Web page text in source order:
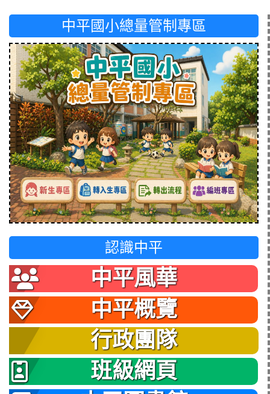
中平國小總量管制專區
認識中平
中平風華
中平概覽
行政團隊
班級網頁